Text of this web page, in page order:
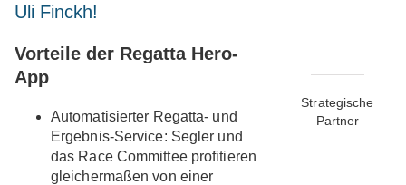
Uli Finckh!
Vorteile der Regatta Hero-
App
Automatisierter Regatta- und
Ergebnis-Service: Segler und
das Race Committee profitieren
gleichermaßen von einer
Strategische
Partner